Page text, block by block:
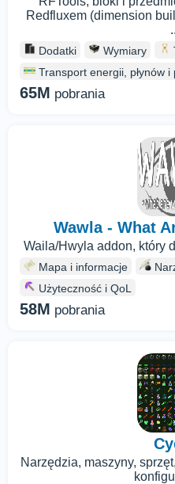
Redfluxem (dimension
Dodatki Wymiary
Transport energii, płynów
65M pobrania
Wawla - What
Waila/Hwyla addon, który
Mapa i informacje
Użyteczność i QoL
58M pobrania
Narzędzia, maszyny,